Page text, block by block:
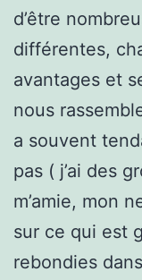
d’être
différentes,
avantages et
nous
a souvent
pas ( j’ai des
m’amie, mon
sur ce qui est
rebondies